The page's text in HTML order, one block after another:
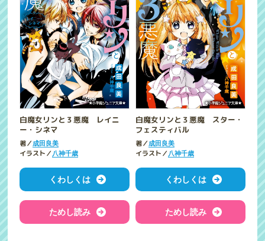
白魔女リンと３悪魔 レイニ
ー・シネマ
著／成田良美
イラスト／ 八神千歳
くわしくは
ためし読み
白魔女リンと３悪魔 スター・
フェスティバル
著／成田良美
イラスト／ 八神千歳
くわしくは
ためし読み